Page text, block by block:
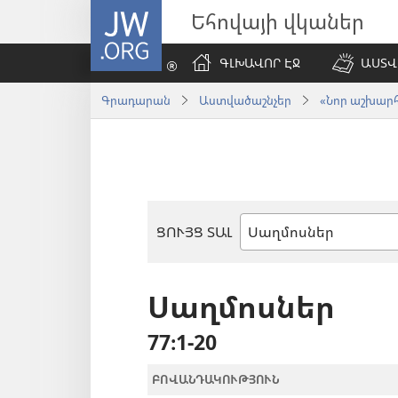
JW.ORG Եհովայի վկաներ
ԳԼԽԱՎՈՐ ԷՋ
Գրադարան Աստվածաշնչեր «Նոր
ՑՈՒՅՑ ՏԱԼ
Աստվածաշնչյան
Սաղմոսներ
77։1-20
ԲՈՎԱՆԴԱԿՈՒԹՅՈՒՆ